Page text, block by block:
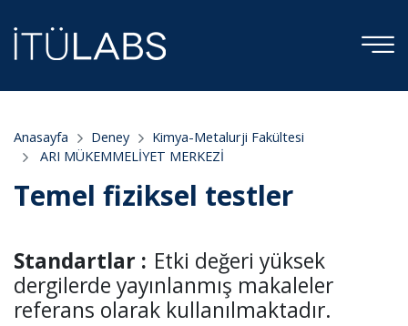
Anasayfa Deney
Kimya-Metalurji Fakültesi
ARI MÜKEMMELİYET MERKEZİ
Temel fiziksel testler
Standartlar : Etki değeri yüksek
dergilerde yayınlanmış makaleler
referans olarak kullanılmaktadır.